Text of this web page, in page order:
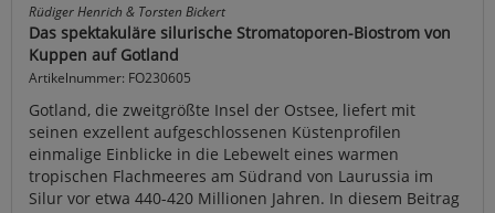
Rüdiger Henrich & Torsten Bickert
Das spektakuläre silurische Stromatoporen-Biostrom von
Kuppen auf Gotland
Artikelnummer: FO230605
Gotland, die zweitgrößte Insel der Ostsee, liefert mit
seinen exzellent aufgeschlossenen Küstenprofilen
einmalige Einblicke in die Lebewelt eines warmen
tropischen Flachmeeres am Südrand von Laurussia im
Silur vor etwa 440-420 Millionen Jahren. In diesem Beitrag